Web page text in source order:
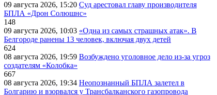
09 августа 2026, 15:20 Суд арестовал главу производителя
БПЛА «Дрон Солюшнс»
148
09 августа 2026, 10:03 «Одна из самых страшных атак». В
Белгороде ранены 13 человек, включая двух детей
624
08 августа 2026, 19:59 Возбуждено уголовное дело из-за угроз
создателям «Колобка»
667
08 августа 2026, 19:34 Неопознанный БПЛА залетел в
Болгарию и взорвался у Трансбалканского газопровода